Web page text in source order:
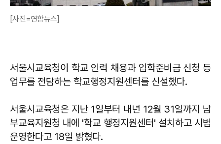
[사진=연합뉴스]
서울시교육청이 학교 인력 채용과 입학준비금 신청 등
업무를 전담하는 학교행정지원센터를 신설했다.
서울시교육청은 지난 1일부터 내년 12월 31일까지 남
부교육지원청 내에 '학교 행정지원센터' 설치하고 시범
운영한다고 18일 밝혔다.